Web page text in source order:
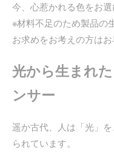
今、心惹かれる色をお選
※材料不足のため製品の
お求めをお考えの方はお
光から生まれ
ンサー
遥か古代、人は「光」
られています。